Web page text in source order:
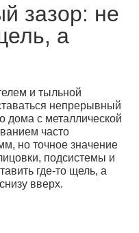
зазор: не
а
и тыльной
непрерывный
дома с металлической
часто
но точное значение
подсистемы и
где-то щель, а
вверх.